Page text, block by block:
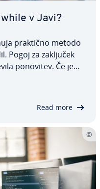
v Javi?
praktično metodo
Pogoj za zaključek
ponovitev. Če je
Read more